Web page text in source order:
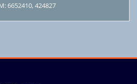
6652410, 424827